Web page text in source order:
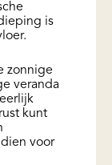
is
zonnige
veranda
kunt
voor